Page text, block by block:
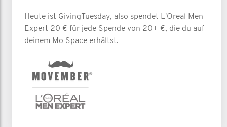
Heute ist GivingTuesday, also spendet L'Oreal Men
Expert 20 € für jede Spende von 20+ €, die du auf
deinem Mo Space erhältst.